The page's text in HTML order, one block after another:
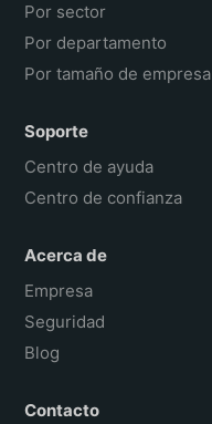
Por sector
Por departamento
Por tamaño de empresa
Soporte
Centro de ayuda
Centro de confianza
Acerca de
Empresa
Seguridad
Blog
Contacto